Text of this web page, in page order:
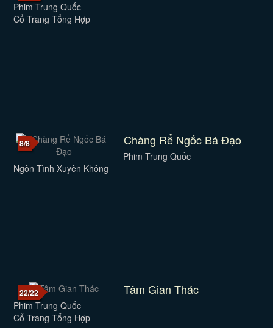
Phim Trung Quốc
Cổ Trang Tổng Hợp
8/8 Chàng Rể Ngốc Bá Đạo
Phim Trung Quốc
Ngôn Tình Xuyên Không
22/22 Tâm Gian Thác
Phim Trung Quốc
Cổ Trang Tổng Hợp